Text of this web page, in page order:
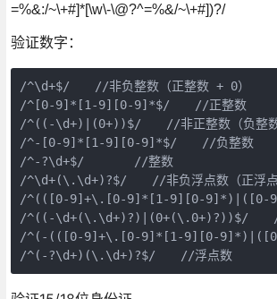
=%&:/~\+#]*[\w\-\@?^=%&/~\+#])?/
验证数字：
/^\d+$/　　//非负整数（正整数 + 0）
/^[0-9]*[1-9][0-9]*$/　　//正整数
/^((-\d+)|(0+))$/　　//非正整数（负整
/^-[0-9]*[1-9][0-9]*$/　　//负整数
/^-?\d+$/　　　　//整数
/^\d+(\.\d+)?$/　　//非负浮点数（正浮
/^(([0-9]+\.[0-9]*[1-9][0-9]*)|([0-
/^((-\d+(\.\d+)?)|(0+(\.0+)?))$/　　//
/^(-(([0-9]+\.[0-9]*[1-9][0-
/^(-?\d+)(\.\d+)?$/　　//浮点数